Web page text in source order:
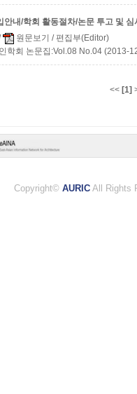
안내/학회 활동절차/논문 투고 및 심
원문보기 / 편집부(Editor)
학회 논문집:Vol.08 No.04 (2013-
<< [1]
Copyright© AURIC All Rights